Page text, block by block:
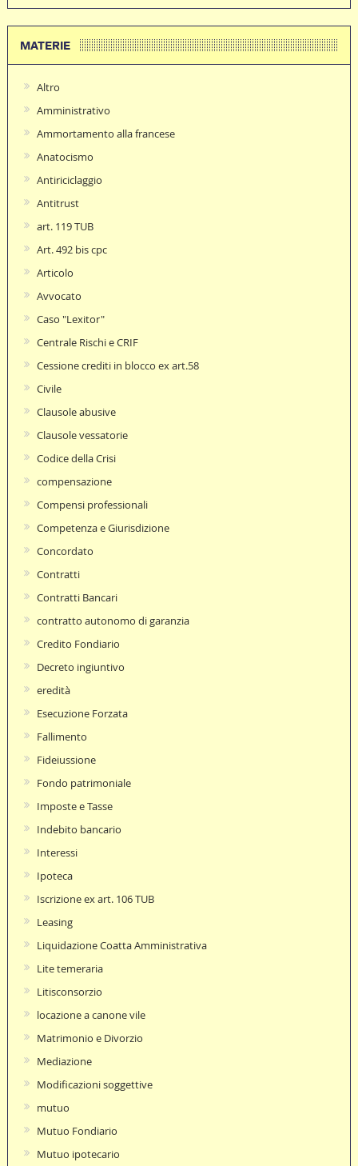
MATERIE
Altro
Amministrativo
Ammortamento alla francese
Anatocismo
Antiriciclaggio
Antitrust
art. 119 TUB
Art. 492 bis cpc
Articolo
Avvocato
Caso "Lexitor"
Centrale Rischi e CRIF
Cessione crediti in blocco ex art.58
Civile
Clausole abusive
Clausole vessatorie
Codice della Crisi
compensazione
Compensi professionali
Competenza e Giurisdizione
Concordato
Contratti
Contratti Bancari
contratto autonomo di garanzia
Credito Fondiario
Decreto ingiuntivo
eredità
Esecuzione Forzata
Fallimento
Fideiussione
Fondo patrimoniale
Imposte e Tasse
Indebito bancario
Interessi
Ipoteca
Iscrizione ex art. 106 TUB
Leasing
Liquidazione Coatta Amministrativa
Lite temeraria
Litisconsorzio
locazione a canone vile
Matrimonio e Divorzio
Mediazione
Modificazioni soggettive
mutuo
Mutuo Fondiario
Mutuo ipotecario